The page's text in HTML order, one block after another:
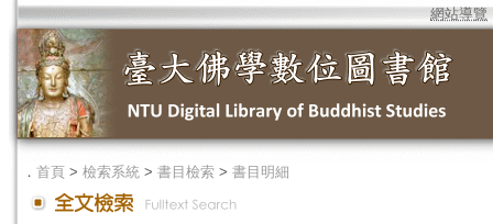
網站導覽
． 首頁 > 檢索系統 > 書目檢索 > 書目明細